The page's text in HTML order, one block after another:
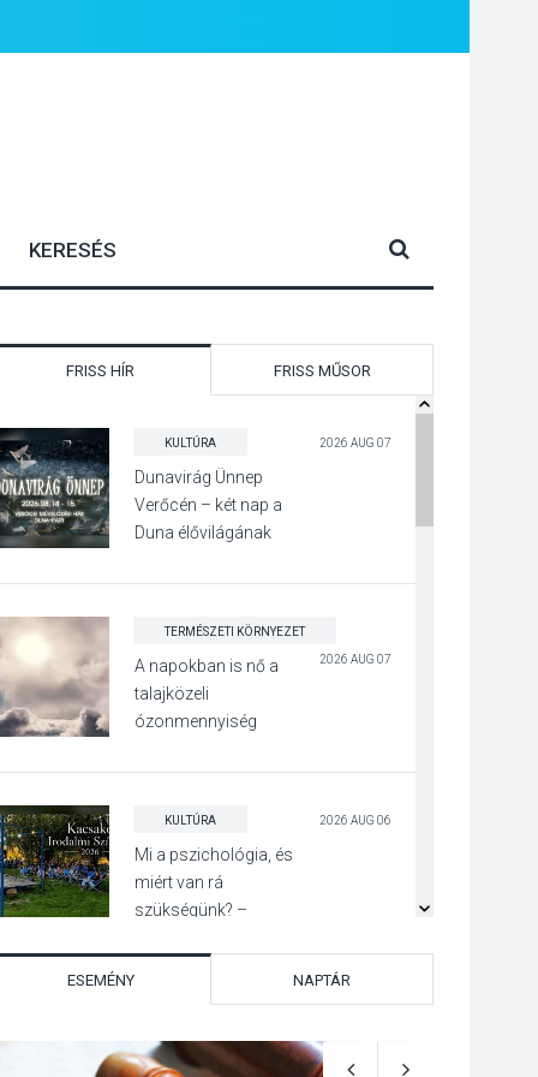
FRISS HÍR FRISS MŰSOR
KULTÚRA 2026 AUG 07
Dunavirág Ünnep
Verőcén – két nap a
Duna élővilágának
TERMÉSZETI KÖRNYEZET
2026 AUG 07
A napokban is nő a
talajközeli
ózonmennyiség
KULTÚRA 2026 AUG 06
Mi a pszichológia, és
miért van rá
szükségünk? –
KULTÚRA 2026 AUG 06
Különleges csillagles
lesz Tahitótfaluban a
ESEMÉNY NAPTÁR